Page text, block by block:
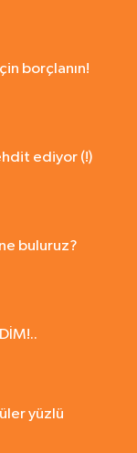
borçlanın!
ediyor (!)
buluruz?
yüzlü